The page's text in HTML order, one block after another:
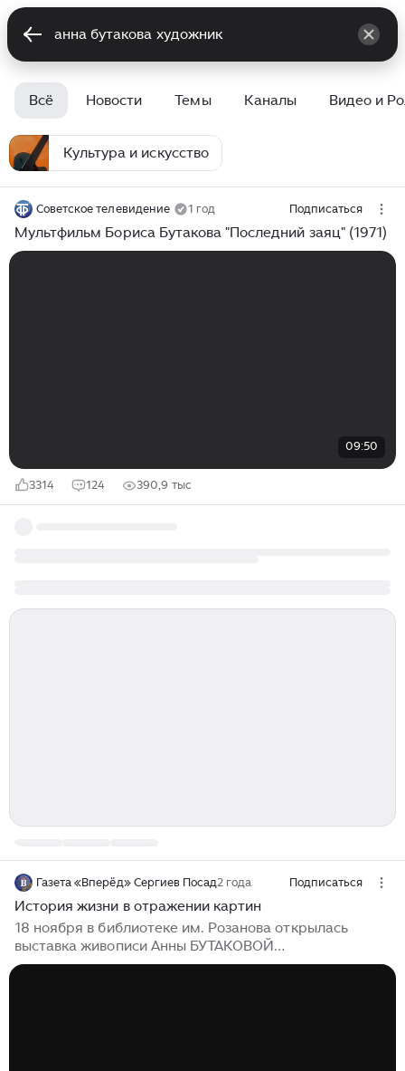
Всё Новости Темы Каналы Видео и
Культура и искусство
Советское телевидение 1 год Подписаться
Мультфильм Бориса Бутакова "Последний заяц" (1971)
09:50
3314 124 390,9 тыс
Газета «Вперёд» Сергиев Посад2 года Подписаться
История жизни в отражении картин
18 ноября в библиотеке им. Розанова открылась
выставка живописи Анны БУТАКОВОЙ
Представленные портреты и пейзажи объединяет